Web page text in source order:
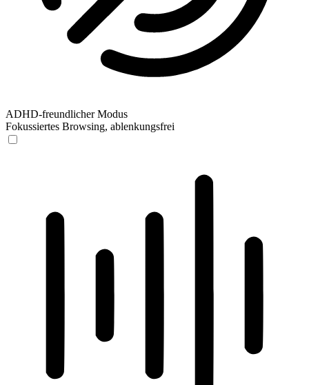
ADHD-freundlicher Modus
Fokussiertes Browsing, ablenkungsfrei